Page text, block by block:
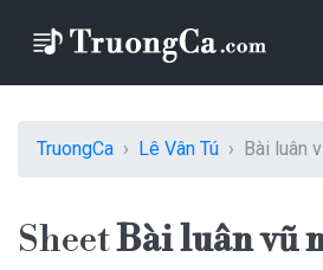
TruongCa Lê Vân Tú Bài luân
SheetBài luân vũ